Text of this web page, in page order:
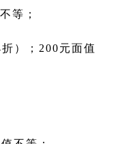
等；
）；200元面值